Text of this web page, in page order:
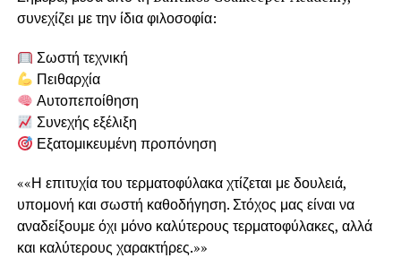
συνεχίζει με την ίδια φιλοσοφία:
Σωστή τεχνική
Πειθαρχία
Αυτοπεποίθηση
Συνεχής εξέλιξη
Εξατομικευμένη προπόνηση
««Η επιτυχία του τερματοφύλακα χτίζεται με δουλειά,
υπομονή και σωστή καθοδήγηση. Στόχος μας είναι να
αναδείξουμε όχι μόνο καλύτερους τερματοφύλακες, αλλά
και καλύτερους χαρακτήρες.»»